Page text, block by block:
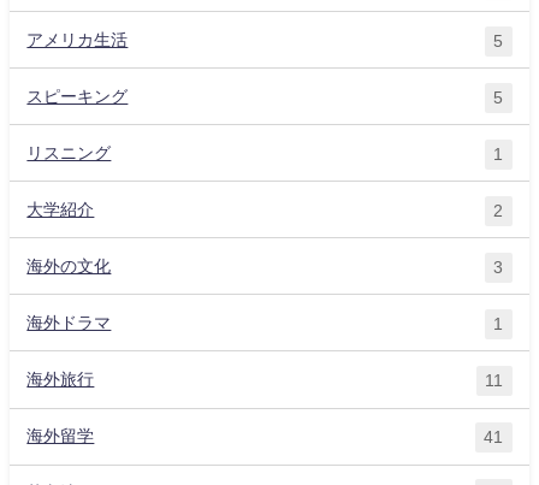
アメリカ生活 5
スピーキング 5
リスニング 1
大学紹介 2
海外の文化 3
海外ドラマ 1
海外旅行 11
海外留学 41